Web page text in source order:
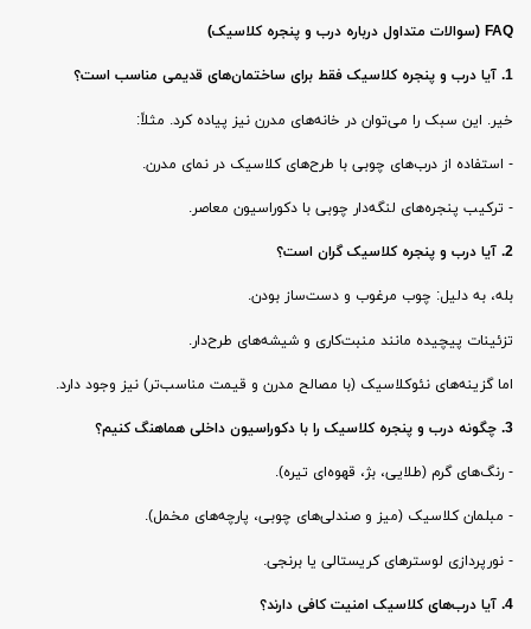
FAQ (سوالات متداول درباره درب و پنجره کلاسیک)
1. آیا درب و پنجره کلاسیک فقط برای ساختمان‌های قدیمی مناسب است؟
خیر. این سبک را می‌توان در خانه‌های مدرن نیز پیاده کرد. مثلاً:
- استفاده از درب‌های چوبی با طرح‌های کلاسیک در نمای مدرن.
- ترکیب پنجره‌های لنگه‌دار چوبی با دکوراسیون معاصر.
2. آیا درب و پنجره کلاسیک گران است؟
بله، به دلیل: چوب مرغوب و دست‌ساز بودن.
تزئینات پیچیده مانند منبت‌کاری و شیشه‌های طرح‌دار.
اما گزینه‌های نئوکلاسیک (با مصالح مدرن و قیمت مناسب‌تر) نیز وجود دارد.
3. چگونه درب و پنجره کلاسیک را با دکوراسیون داخلی هماهنگ کنیم؟
- رنگ‌های گرم (طلایی، بژ، قهوه‌ای تیره).
- مبلمان کلاسیک (میز و صندلی‌های چوبی، پارچه‌های مخمل).
- نورپردازی لوسترهای کریستالی یا برنجی.
4. آیا درب‌های کلاسیک امنیت کافی دارند؟